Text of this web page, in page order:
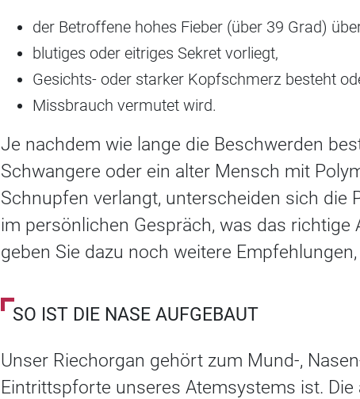
der Betroffene hohes Fieber (über 39 Grad)
blutiges oder eitriges Sekret vorliegt,
Gesichts- oder starker Kopfschmerz besteht
Missbrauch vermutet wird.
Je nachdem wie lange die Beschwerden
Schwangere oder ein alter Mensch mit
Schnupfen verlangt, unterscheiden sich die
im persönlichen Gespräch, was das
geben Sie dazu noch weitere
SO IST DIE NASE AUFGEBAUT
Unser Riechorgan gehört zum Mund-,
Eintrittspforte unseres Atemsystems ist.